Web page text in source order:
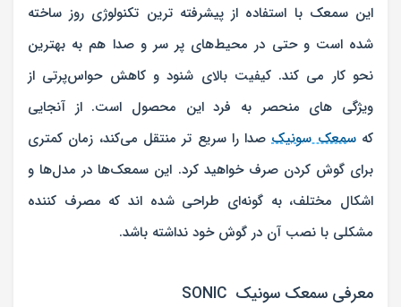
این سمعک با استفاده از پیشرفته‌ ترین تکنولوژی روز ساخته
شده است و حتی در محیط‌های پر سر و صدا هم به بهترین
نحو کار می کند. کیفیت بالای شنود و کاهش حواس‌پرتی از
ویژگی‌ های منحصر به فرد این محصول است. از آنجایی
کهسمعک سونیکصدا را سریع‌ تر منتقل می‌کند، زمان کمتری
برای گوش کردن صرف خواهید کرد. این سمعک‌ها در مدل‌ها و
اشکال مختلف، به گونه‌ای طراحی شده اند که مصرف کننده
مشکلی با نصب آن در گوش خود نداشته باشد.
معرفی سمعک سونیک SONIC